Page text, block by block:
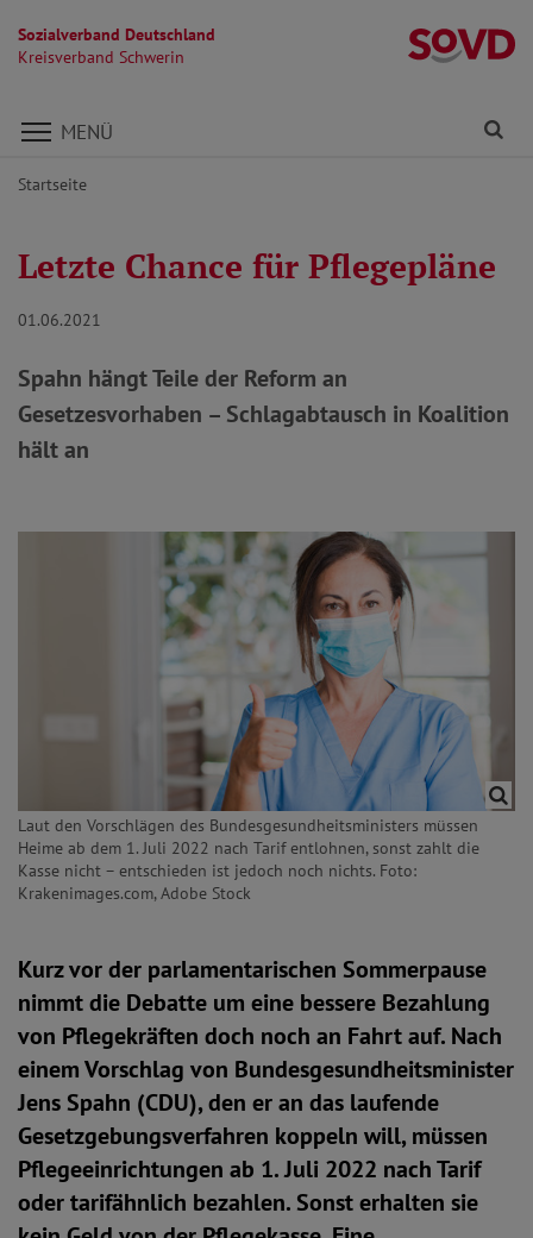
Sozialverband Deutschland
Kreisverband Schwerin
Direkt zu den Inhalten springen
MENÜ
Startseite
Letzte Chance für Pflegepläne
01.06.2021
Spahn hängt Teile der Reform an
Gesetzesvorhaben – Schlagabtausch in Koalition
hält an
Laut den Vorschlägen des Bundesgesundheitsministers müssen
Heime ab dem 1. Juli 2022 nach Tarif entlohnen, sonst zahlt die
Kasse nicht – entschieden ist jedoch noch nichts. Foto:
Krakenimages.com, Adobe Stock
Kurz vor der parlamentarischen Sommerpause
nimmt die Debatte um eine bessere Bezahlung
von Pflegekräften doch noch an Fahrt auf. Nach
einem Vorschlag von Bundesgesundheitsminister
Jens Spahn (CDU), den er an das laufende
Gesetzgebungsverfahren koppeln will, müssen
Pflegeeinrichtungen ab 1. Juli 2022 nach Tarif
oder tarifähnlich bezahlen. Sonst erhalten sie